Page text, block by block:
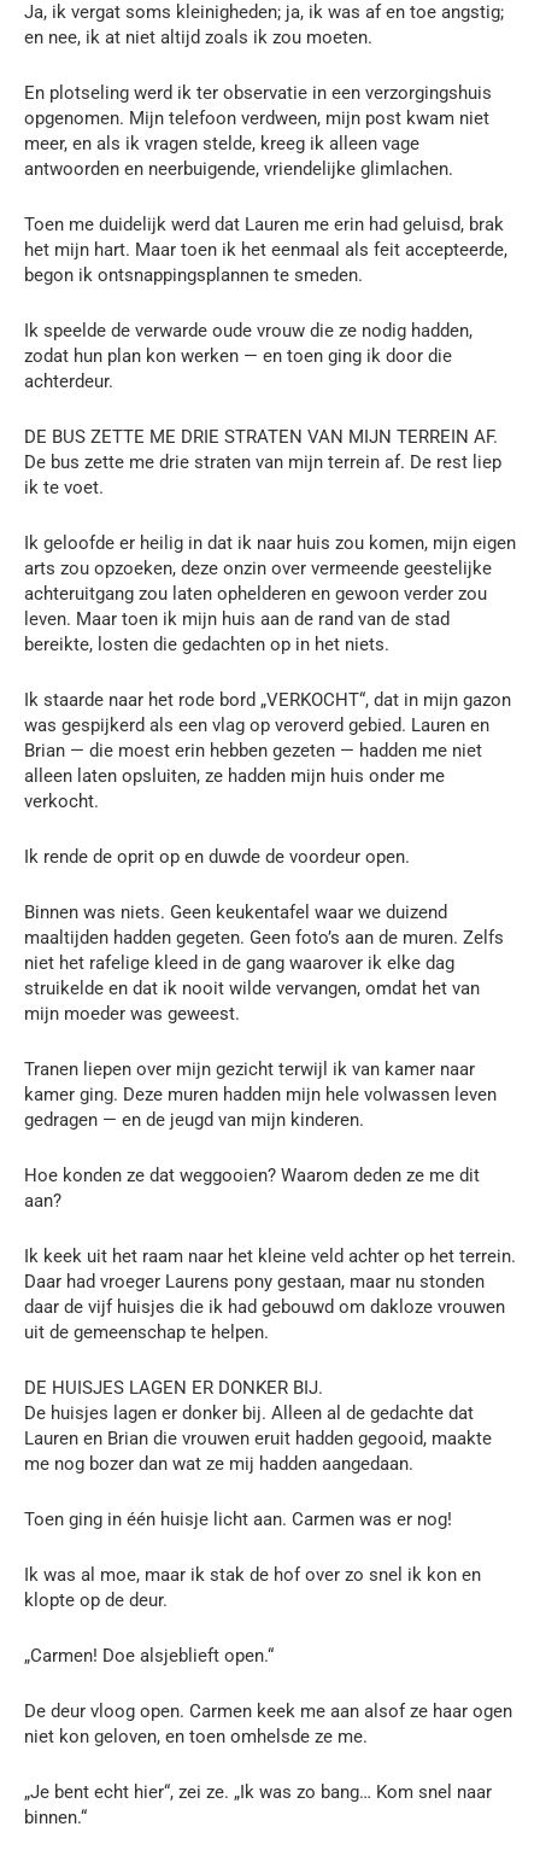
Ja, ik vergat soms kleinigheden; ja, ik was af en toe angstig;
en nee, ik at niet altijd zoals ik zou moeten.
En plotseling werd ik ter observatie in een verzorgingshuis
opgenomen. Mijn telefoon verdween, mijn post kwam niet
meer, en als ik vragen stelde, kreeg ik alleen vage
antwoorden en neerbuigende, vriendelijke glimlachen.
Toen me duidelijk werd dat Lauren me erin had geluisd, brak
het mijn hart. Maar toen ik het eenmaal als feit accepteerde,
begon ik ontsnappingsplannen te smeden.
Ik speelde de verwarde oude vrouw die ze nodig hadden,
zodat hun plan kon werken — en toen ging ik door die
achterdeur.
DE BUS ZETTE ME DRIE STRATEN VAN MIJN TERREIN AF.
De bus zette me drie straten van mijn terrein af. De rest liep
ik te voet.
Ik geloofde er heilig in dat ik naar huis zou komen, mijn eigen
arts zou opzoeken, deze onzin over vermeende geestelijke
achteruitgang zou laten ophelderen en gewoon verder zou
leven. Maar toen ik mijn huis aan de rand van de stad
bereikte, losten die gedachten op in het niets.
Ik staarde naar het rode bord „VERKOCHT“, dat in mijn gazon
was gespijkerd als een vlag op veroverd gebied. Lauren en
Brian — die moest erin hebben gezeten — hadden me niet
alleen laten opsluiten, ze hadden mijn huis onder me
verkocht.
Ik rende de oprit op en duwde de voordeur open.
Binnen was niets. Geen keukentafel waar we duizend
maaltijden hadden gegeten. Geen foto’s aan de muren. Zelfs
niet het rafelige kleed in de gang waarover ik elke dag
struikelde en dat ik nooit wilde vervangen, omdat het van
mijn moeder was geweest.
Tranen liepen over mijn gezicht terwijl ik van kamer naar
kamer ging. Deze muren hadden mijn hele volwassen leven
gedragen — en de jeugd van mijn kinderen.
Hoe konden ze dat weggooien? Waarom deden ze me dit
aan?
Ik keek uit het raam naar het kleine veld achter op het terrein.
Daar had vroeger Laurens pony gestaan, maar nu stonden
daar de vijf huisjes die ik had gebouwd om dakloze vrouwen
uit de gemeenschap te helpen.
DE HUISJES LAGEN ER DONKER BIJ.
De huisjes lagen er donker bij. Alleen al de gedachte dat
Lauren en Brian die vrouwen eruit hadden gegooid, maakte
me nog bozer dan wat ze mij hadden aangedaan.
Toen ging in één huisje licht aan. Carmen was er nog!
Ik was al moe, maar ik stak de hof over zo snel ik kon en
klopte op de deur.
„Carmen! Doe alsjeblieft open.“
De deur vloog open. Carmen keek me aan alsof ze haar ogen
niet kon geloven, en toen omhelsde ze me.
„Je bent echt hier“, zei ze. „Ik was zo bang… Kom snel naar
binnen.“